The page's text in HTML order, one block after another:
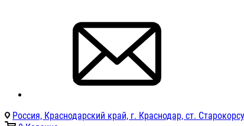
Россия, Краснодарский край, г. Краснодар, ст.